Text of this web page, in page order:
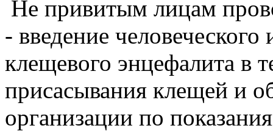
Не привитым лицам
- введение
клещевого энцефалита в
присасывания клещей и
организации по